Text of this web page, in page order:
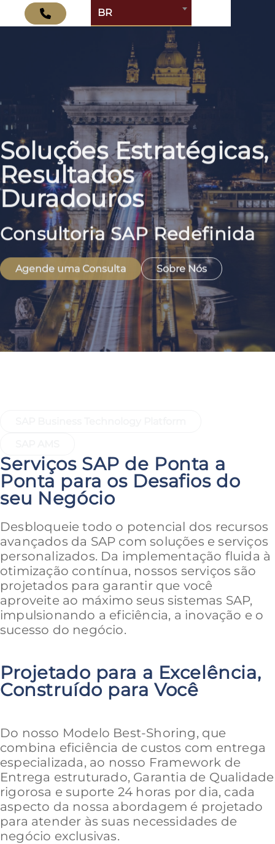
BR
Soluções Estratégicas,
Resultados
Duradouros
Consultoria SAP Redefinida
Agende uma Consulta Sobre Nós
Serviços SAP de Ponta a
Ponta para os Desafios do
seu Negócio
Desbloqueie todo o potencial dos recursos
avançados da SAP com soluções e serviços
personalizados. Da implementação fluida à
otimização contínua, nossos serviços são
projetados para garantir que você
aproveite ao máximo seus sistemas SAP,
impulsionando a eficiência, a inovação e o
sucesso do negócio.
Projetado para a Excelência,
Construído para Você
Do nosso Modelo Best-Shoring, que
combina eficiência de custos com entrega
especializada, ao nosso Framework de
Entrega estruturado, Garantia de Qualidade
rigorosa e suporte 24 horas por dia, cada
aspecto da nossa abordagem é projetado
para atender às suas necessidades de
negócio exclusivas.